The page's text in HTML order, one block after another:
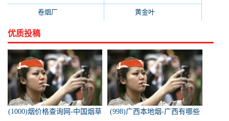
卷烟厂(154) 黄金叶(151)
优质投稿
(1000)烟价格查询网-中国烟草
(998)广西本地烟-广西有哪些